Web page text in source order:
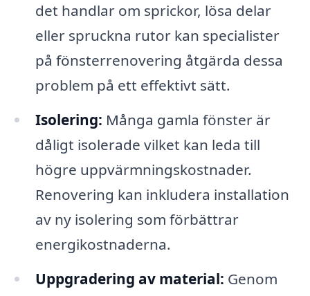
det handlar om sprickor, lösa delar
eller spruckna rutor kan specialister
på fönsterrenovering åtgärda dessa
problem på ett effektivt sätt.
Isolering: Många gamla fönster är
dåligt isolerade vilket kan leda till
högre uppvärmningskostnader.
Renovering kan inkludera installation
av ny isolering som förbättrar
energikostnaderna.
Uppgradering av material: Genom